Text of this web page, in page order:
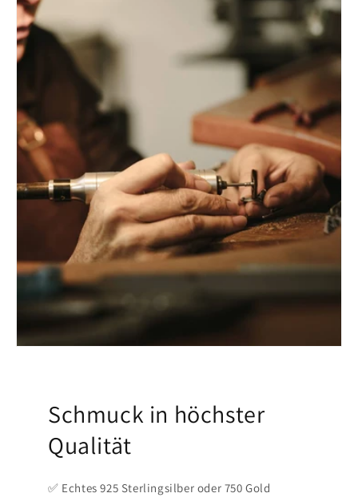
Schmuck in höchster
Qualität
✅ Echtes 925 Sterlingsilber oder 750 Gold